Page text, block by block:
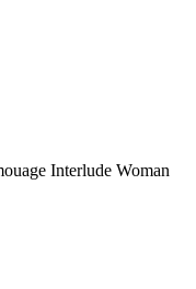
Interlude Woman